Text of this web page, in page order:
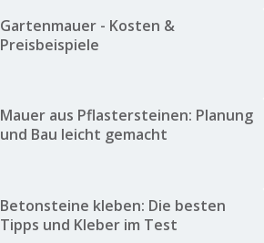
Gartenmauer - Kosten &
Preisbeispiele
Mauer aus Pflastersteinen: Planung
und Bau leicht gemacht
Betonsteine kleben: Die besten
Tipps und Kleber im Test